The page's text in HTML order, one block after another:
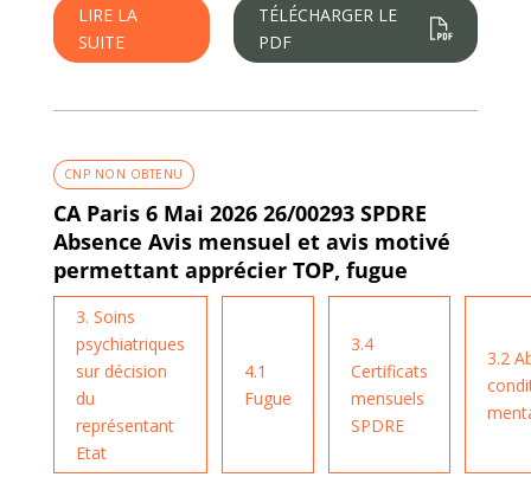
LIRE LA
SUITE
TÉLÉCHARGER LE
PDF
CNP NON OBTENU
CA Paris 6 Mai 2026 26/00293 SPDRE
Absence Avis mensuel et avis motivé
permettant apprécier TOP, fugue
3. Soins
psychiatriques
sur décision
du
représentant
Etat
4.1
Fugue
3.4
Certificats
mensuels
SPDRE
3.2